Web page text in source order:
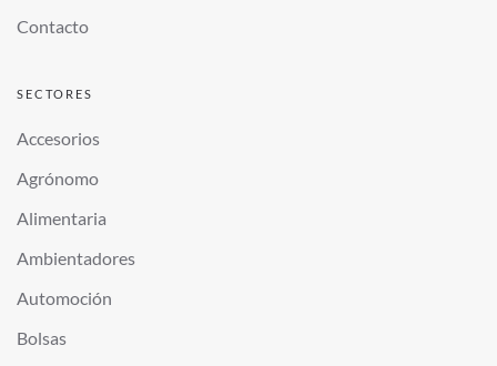
Contacto
SECTORES
Accesorios
Agrónomo
Alimentaria
Ambientadores
Automoción
Bolsas